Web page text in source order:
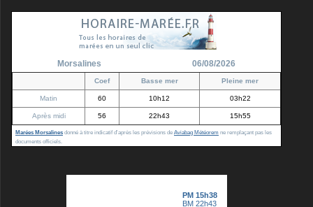
Morsalines 06/08/2026
Coef Basse mer Pleine mer
Matin 60 10h12 03h22
Après midi 56 22h43 15h55
Marées Morsalines donné à titre indicatif d'après les prévisions de Aviabag Météorem ne remplaçant pas les
documents officiels.